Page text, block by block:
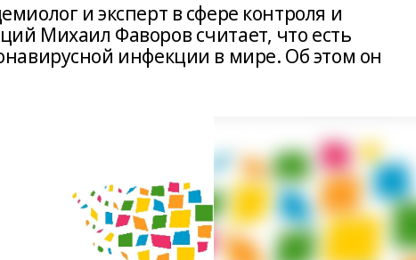
и эксперт в сфере контроля и
Михаил Фаворов считает, что есть
инфекции в мире. Об этом он